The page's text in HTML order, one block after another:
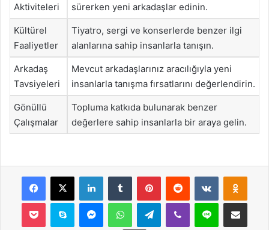
Aktiviteleri
sürerken yeni arkadaşlar edinin.
Kültürel
Faaliyetler
Tiyatro, sergi ve konserlerde benzer ilgi
alanlarına sahip insanlarla tanışın.
Arkadaş
Tavsiyeleri
Mevcut arkadaşlarınız aracılığıyla yeni
insanlarla tanışma fırsatlarını değerlendirin.
Gönüllü
Çalışmalar
Topluma katkıda bulunarak benzer
değerlere sahip insanlarla bir araya gelin.
Facebook
X LinkedInTumblr PinterestReddit VKontakte
Pocket Skype MessengerWhatsAppTelegramViber Line E-Posta ile